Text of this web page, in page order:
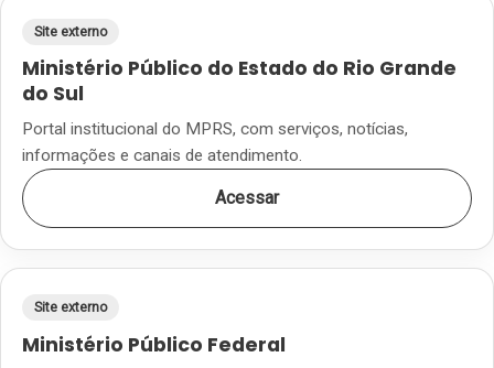
Site externo
Ministério Público do Estado do Rio Grande
do Sul
Portal institucional do MPRS, com serviços, notícias,
informações e canais de atendimento.
Acessar
Site externo
Ministério Público Federal